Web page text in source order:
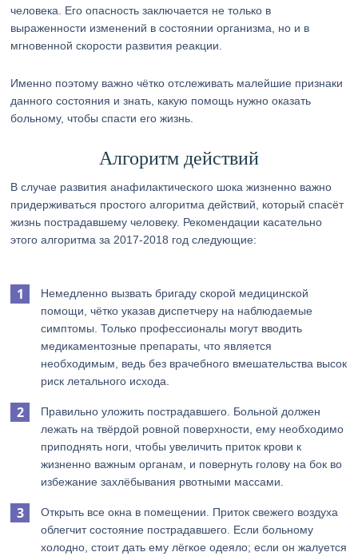
человека. Его опасность заключается не только в
выраженности изменений в состоянии организма, но и в
мгновенной скорости развития реакции.
Именно поэтому важно чётко отслеживать малейшие признаки
данного состояния и знать, какую помощь нужно оказать
больному, чтобы спасти его жизнь.
Алгоритм действий
В случае развития анафилактического шока жизненно важно
придерживаться простого алгоритма действий, который спасёт
жизнь пострадавшему человеку. Рекомендации касательно
этого алгоритма за 2017-2018 год следующие:
Немедленно вызвать бригаду скорой медицинской
помощи, чётко указав диспетчеру на наблюдаемые
симптомы. Только профессионалы могут вводить
медикаментозные препараты, что является
необходимым, ведь без врачебного вмешательства высок
риск летального исхода.
Правильно уложить пострадавшего. Больной должен
лежать на твёрдой ровной поверхности, ему необходимо
приподнять ноги, чтобы увеличить приток крови к
жизненно важным органам, и повернуть голову на бок во
избежание захлёбывания рвотными массами.
Открыть все окна в помещении. Приток свежего воздуха
облегчит состояние пострадавшего. Если больному
холодно, стоит дать ему лёгкое одеяло; если он жалуется